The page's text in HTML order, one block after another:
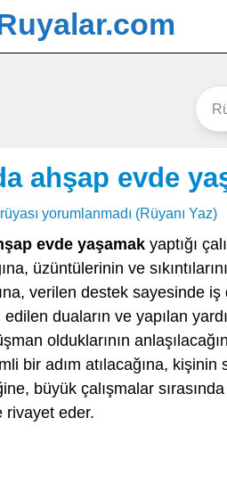
ahşap evde
yorumlanmadı (Rüyanı Yaz)
evde yaşamak yaptığı
üzüntülerinin ve
verilen destek sayesinde
duaların ve yapılan
olduklarının
bir adım atılacağına,
büyük çalışmalar
rivayet eder.